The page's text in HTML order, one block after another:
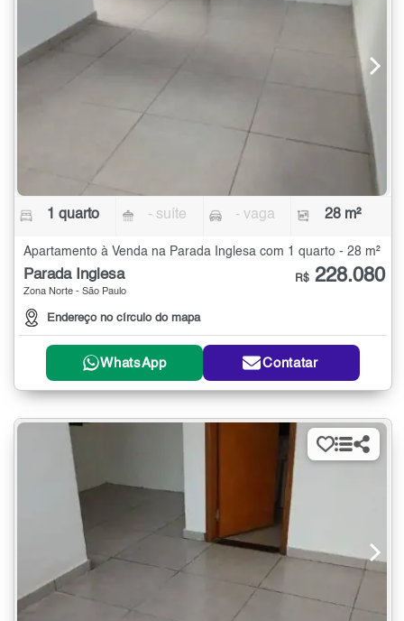
1 quarto - suíte - vaga 28 m²
Apartamento à Venda na Parada Inglesa com 1 quarto - 28 m²
Parada Inglesa
Zona Norte - São Paulo
Endereço no círculo do mapa
R$ 228.080
WhatsApp Contatar